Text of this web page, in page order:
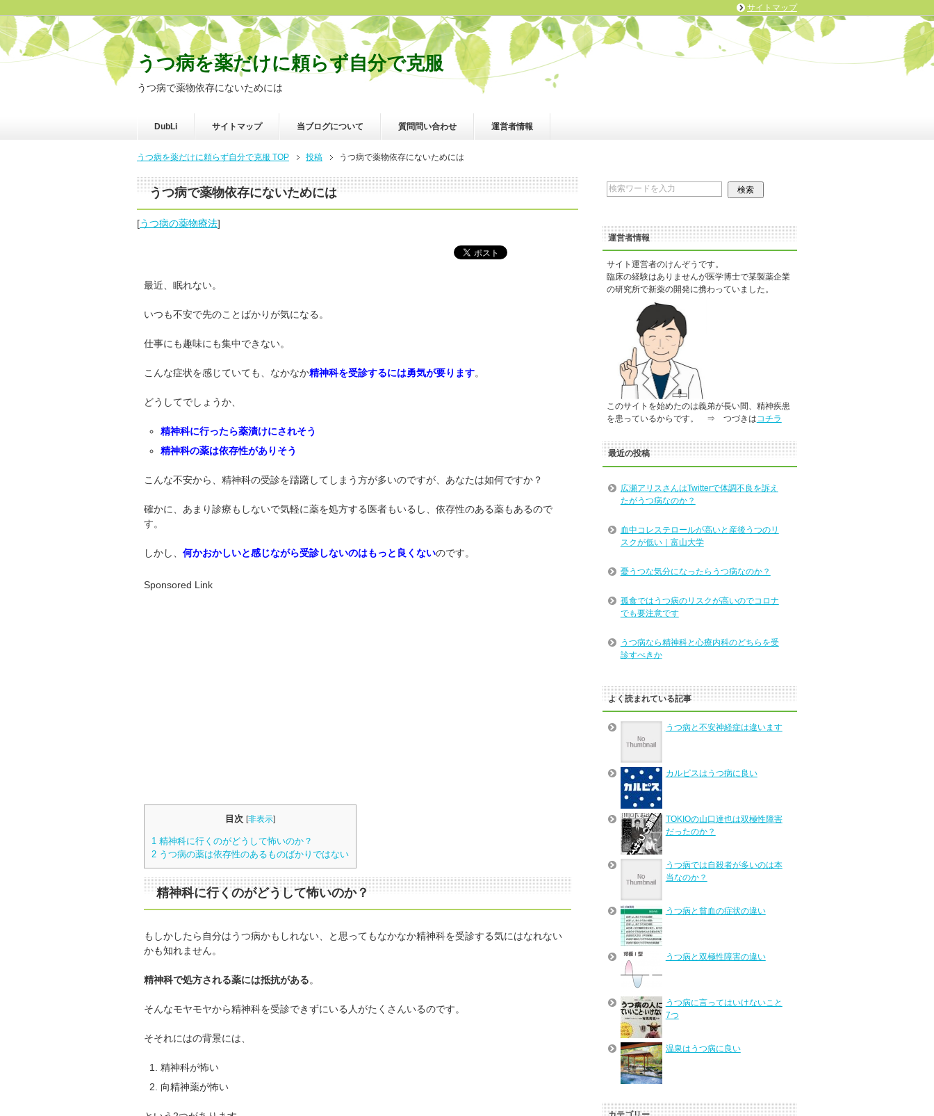
うつ病を薬だけに頼らず自分で克服
うつ病で薬物依存にないためには
DubLi サイトマップ 当ブログについて 質問問い合わせ 運営者情報
うつ病を薬だけに頼らず自分で克服 TOP 投稿 うつ病で薬物依存にないためには
うつ病で薬物依存にないためには
[うつ病の薬物療法]
最近、眠れない。
いつも不安で先のことばかりが気になる。
仕事にも趣味にも集中できない。
こんな症状を感じていても、なかなか精神科を受診するには勇気が要ります。
どうしてでしょうか、
精神科に行ったら薬漬けにされそう
精神科の薬は依存性がありそう
こんな不安から、精神科の受診を躊躇してしまう方が多いのですが、あなたは如何ですか？
確かに、あまり診療もしないで気軽に薬を処方する医者もいるし、依存性のある薬もあるので
す。
しかし、 何かおかしいと感じながら受診しないのはもっと良くないのです。
Sponsored Link
目次 [非表示]
1 精神科に行くのがどうして怖いのか？
2 うつ病の薬は依存性のあるものばかりではない
精神科に行くのがどうして怖いのか？
もしかしたら自分はうつ病かもしれない、と思ってもなかなか精神科を受診する気にはなれない
かも知れません。
精神科で処方される薬には抵抗がある。
そんなモヤモヤから精神科を受診できずにいる人がたくさんいるのです。
そそれにはの背景には、
精神科が怖い
向精神薬が怖い
運営者情報
サイト運営者のけんぞうです。
臨床の経験はありませんが医学博士で某製薬企業
の研究所で新薬の開発に携わっていました。
このサイトを始めたのは義弟が長い間、精神疾患
を患っているからです。 ⇒ つづきはコチラ
最近の投稿
広瀬アリスさんはTwitterで体調不良を訴え
たがうつ病なのか？
血中コレステロールが高いと産後うつのリ
スクが低い｜富山大学
憂うつな気分になったらうつ病なのか？
孤食ではうつ病のリスクが高いのでコロナ
でも要注意です
うつ病なら精神科と心療内科のどちらを受
診すべきか
よく読まれている記事
うつ病と不安神経症は違います
カルピスはうつ病に良い
TOKIOの山口達也は双極性障害
だったのか？
うつ病では自殺者が多いのは本
当なのか？
うつ病と貧血の症状の違い
うつ病と双極性障害の違い
うつ病に言ってはいけないこと
7つ
温泉はうつ病に良い
サイトマップ